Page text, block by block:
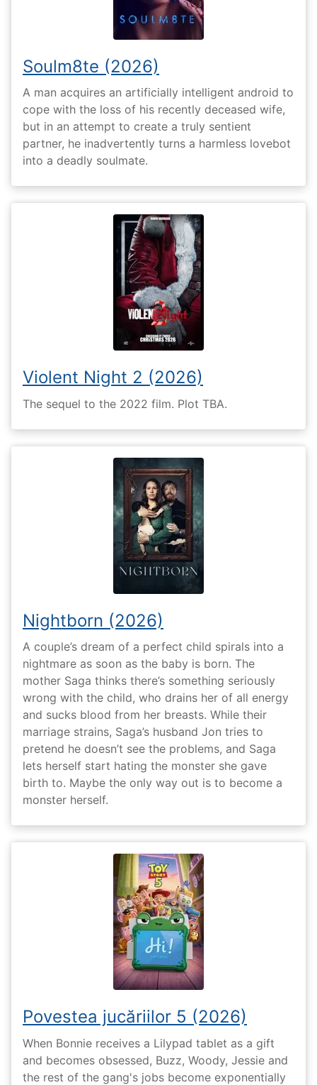
Soulm8te (2026)
A man acquires an artificially intelligent android to
cope with the loss of his recently deceased wife,
but in an attempt to create a truly sentient
partner, he inadvertently turns a harmless lovebot
into a deadly soulmate.
Violent Night 2 (2026)
The sequel to the 2022 film. Plot TBA.
Nightborn (2026)
A couple’s dream of a perfect child spirals into a
nightmare as soon as the baby is born. The
mother Saga thinks there’s something seriously
wrong with the child, who drains her of all energy
and sucks blood from her breasts. While their
marriage strains, Saga’s husband Jon tries to
pretend he doesn’t see the problems, and Saga
lets herself start hating the monster she gave
birth to. Maybe the only way out is to become a
monster herself.
Povestea jucăriilor 5 (2026)
When Bonnie receives a Lilypad tablet as a gift
and becomes obsessed, Buzz, Woody, Jessie and
the rest of the gang's jobs become exponentially